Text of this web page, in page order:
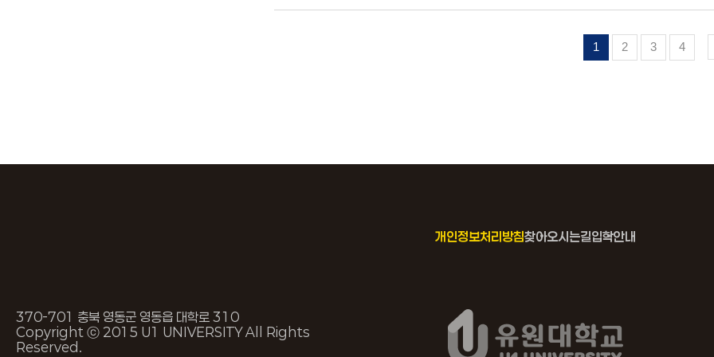
1 2 3 4
개인정보처리방침찾아오시는길입학안내
370-701 충북 영동군 영동읍 대학로 310
Copyright ⓒ 2015 U1 UNIVERSITY All Rights
Reserved.